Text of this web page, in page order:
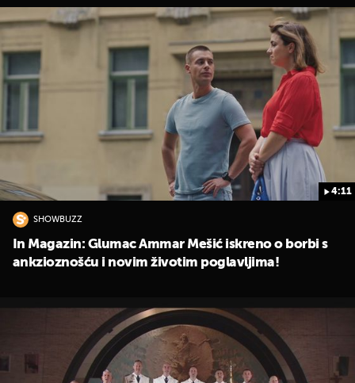
4:11
SHOWBUZZ
In Magazin: Glumac Ammar Mešić iskreno o borbi s
ankzioznošću i novim životim poglavljima!